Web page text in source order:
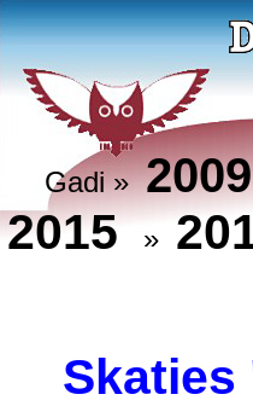
Gadi »2009
2015 »